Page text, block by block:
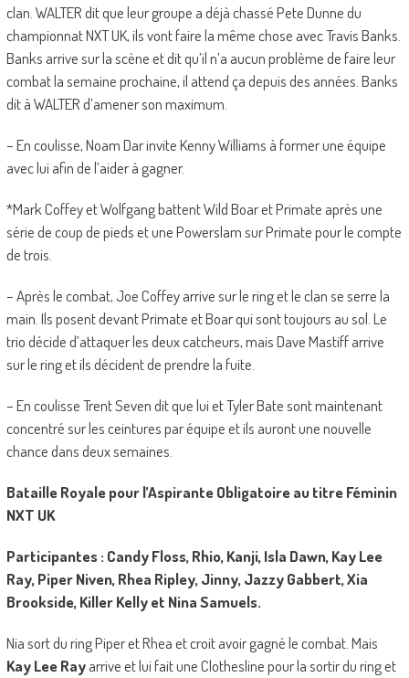
clan. WALTER dit que leur groupe a déjà chassé Pete Dunne du
championnat NXT UK, ils vont faire la même chose avec Travis Banks.
Banks arrive sur la scène et dit qu’il n’a aucun problème de faire leur
combat la semaine prochaine, il attend ça depuis des années. Banks
dit à WALTER d’amener son maximum.
– En coulisse, Noam Dar invite Kenny Williams à former une équipe
avec lui afin de l’aider à gagner.
*Mark Coffey et Wolfgang battent Wild Boar et Primate après une
série de coup de pieds et une Powerslam sur Primate pour le compte
de trois.
– Après le combat, Joe Coffey arrive sur le ring et le clan se serre la
main. Ils posent devant Primate et Boar qui sont toujours au sol. Le
trio décide d’attaquer les deux catcheurs, mais Dave Mastiff arrive
sur le ring et ils décident de prendre la fuite.
– En coulisse Trent Seven dit que lui et Tyler Bate sont maintenant
concentré sur les ceintures par équipe et ils auront une nouvelle
chance dans deux semaines.
Bataille Royale pour l’Aspirante Obligatoire au titre Féminin
NXT UK
Participantes : Candy Floss, Rhio, Kanji, Isla Dawn, Kay Lee
Ray, Piper Niven, Rhea Ripley, Jinny, Jazzy Gabbert, Xia
Brookside, Killer Kelly et Nina Samuels.
Nia sort du ring Piper et Rhea et croit avoir gagné le combat. Mais
Kay Lee Rayarrive et lui fait une Clothesline pour la sortir du ring et